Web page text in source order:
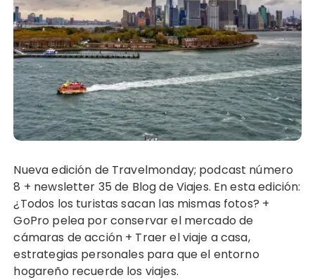
Nueva edición de Travelmonday; podcast número
8 + newsletter 35 de Blog de Viajes. En esta edición:
¿Todos los turistas sacan las mismas fotos? +
GoPro pelea por conservar el mercado de
cámaras de acción + Traer el viaje a casa,
estrategias personales para que el entorno
hogareño recuerde los viajes.